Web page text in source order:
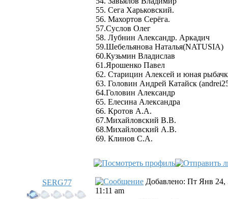
55. Сега Харьковский.
56. Махортов Серёга.
57.Суслов Олег
58. Лубнин Александр. Аркадич
59.Шебельянова Наталья(NATUSIA)
60.Кузьмин Владислав
61.Ярошенко Павел
62. Старицин Алексей и юная
63. Головин Андрей Катайск
64.Головин Александр
65. Елесина Александра
66. Кротов А.А.
67.Михайловский В.В.
68.Михайловский А.В.
69. Клинов С.А.
SERG77
Добавлено: Пт Янв 24,
11:11 am